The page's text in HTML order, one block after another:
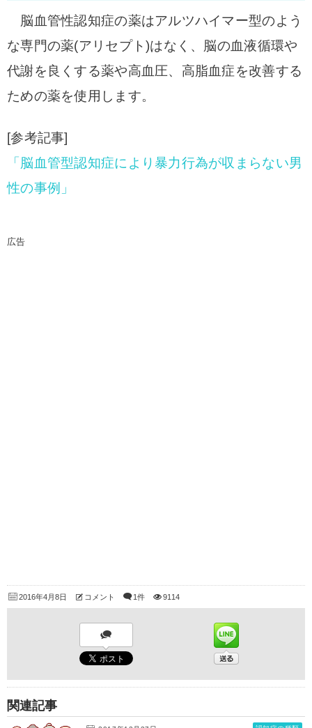
脳血管性認知症の薬はアルツハイマー型のよう
な専門の薬(アリセプト)はなく、脳の血液循環や
代謝を良くする薬や高血圧、高脂血症を改善する
ための薬を使用します。
[参考記事]
「脳血管型認知症により暴力行為が収まらない男
性の事例」
広告
2016年4月8日 コメント 1件 9114
関連記事